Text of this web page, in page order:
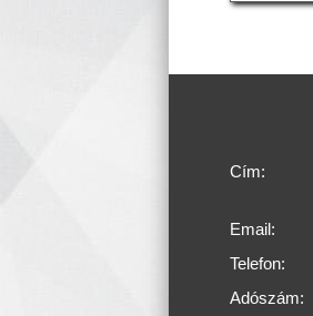
Cím:
Email:
Telefon:
Adószám: